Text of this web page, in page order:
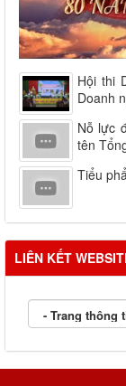
Hội thi
Doanh
Nỗ lực
tên
Tiểu
LIÊN KẾT